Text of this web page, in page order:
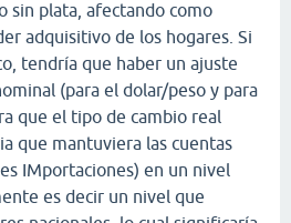
sin plata, afectando como
adquisitivo de los hogares. Si
tendría que haber un ajuste
(para el dolar/peso y para
que el tipo de cambio real
que mantuviera las cuentas
IMportaciones) en un nivel
es decir un nivel que